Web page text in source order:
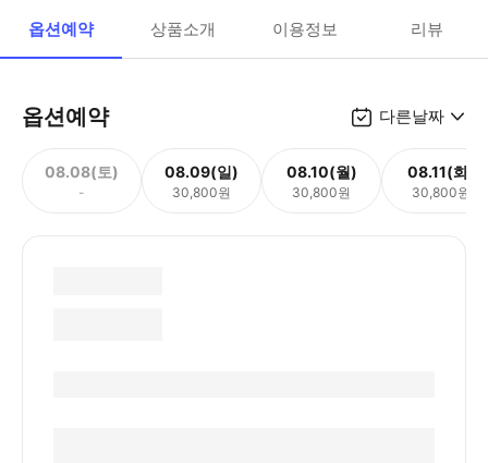
옵션예약 상품소개 이용정보 리뷰
옵션예약 다른날짜
08.08(토)
-
08.09(일)
30,800원
08.10(월)
30,800원
08.11(화)
30,800원